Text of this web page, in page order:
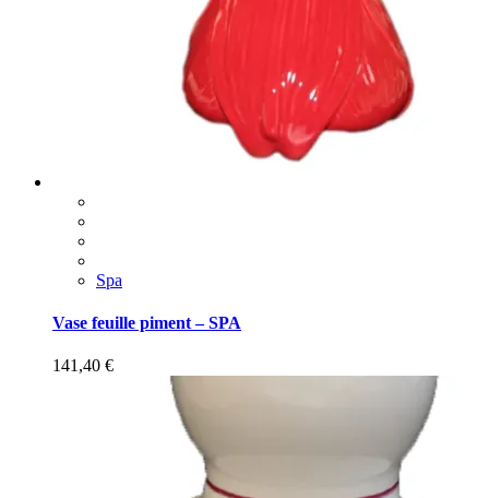
Spa
Vase feuille piment – SPA
141,40 €